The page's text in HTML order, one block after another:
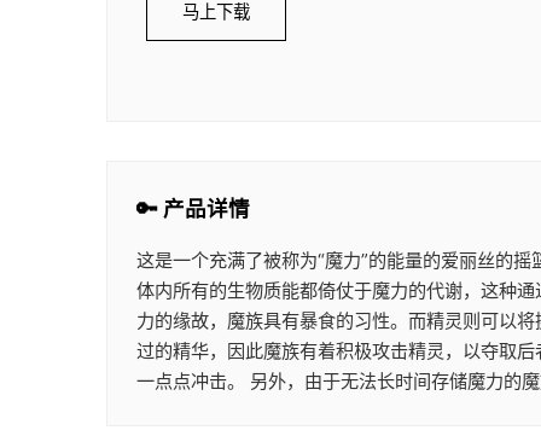
马上下载
🔑 产品详情
这是一个充满了被称为“魔力”的能量的爱丽丝的
体内所有的生物质能都倚仗于魔力的代谢，这种
力的缘故，魔族具有暴食的习性。而精灵则可以
过的精华，因此魔族有着积极攻击精灵，以夺取
一点点冲击。 另外，由于无法长时间存储魔力的